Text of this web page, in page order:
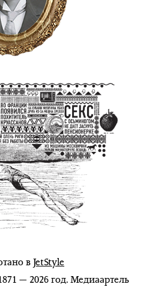
вJetStyle
— 2026 год. Медиаартель